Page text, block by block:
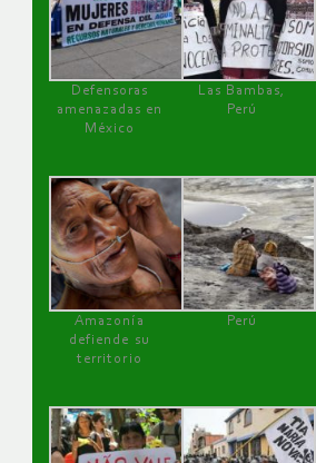
Defensoras
amenazadas en
México
Las Bambas,
Perú
Amazonía
defiende su
territorio
Perú